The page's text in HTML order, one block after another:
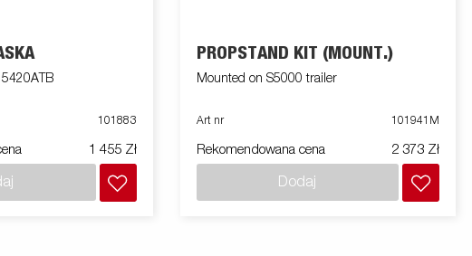
101883
1 455 Zł
PROPSTAND KIT (MOUNT.)
Mounted on S5000 trailer
Art nr 101941M
Rekomendowana cena 2 373 Zł
Dodaj